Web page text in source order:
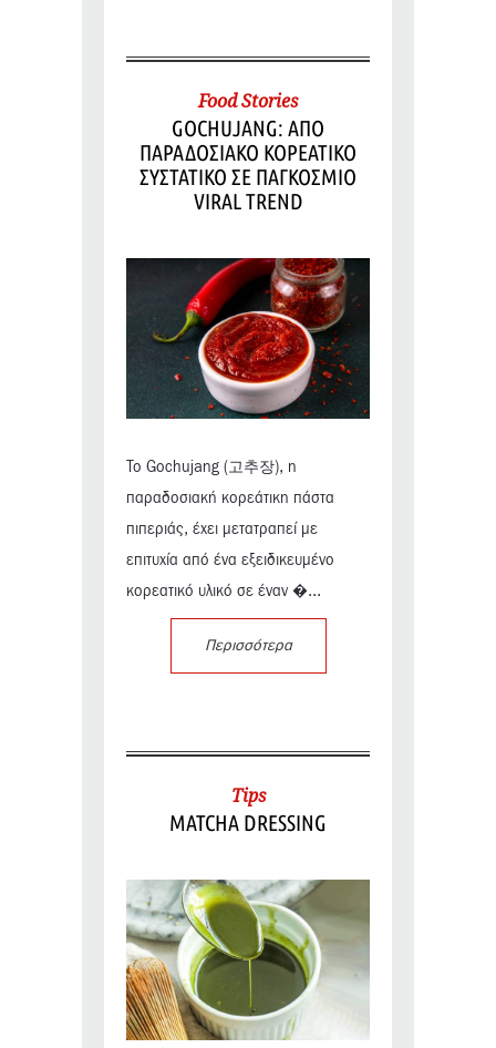
Food Stories
GOCHUJANG: ΑΠΟ
ΠΑΡΑΔΟΣΙΑΚΟ ΚΟΡΕΑΤΙΚΟ
ΣΥΣΤΑΤΙΚΟ ΣΕ ΠΑΓΚΟΣΜΙΟ
VIRAL TREND
Το Gochujang (고추장), η
παραδοσιακή κορεάτικη πάστα
πιπεριάς, έχει μετατραπεί με
επιτυχία από ένα εξειδικευμένο
κορεατικό υλικό σε έναν �...
Περισσότερα
Tips
MATCHA DRESSING